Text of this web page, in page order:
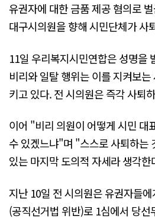
유권자에 대한 금품 제공 혐의로
대구시의원을 향해 시민단체가 사
11일 우리복지시민연합은 성명을
비리와 일탈 행위는 이를 지켜보
키고 있다. 전 시의원은 즉각 사퇴
이어 "비리 의원이 어떻게 시민 대
수 있겠느냐"며 "스스로 사퇴하는
있는 마지막 도의적 자세라 생각
지난 10일 전 시의원은 유권자들
(공직선거법 위반)로 1심에서 당